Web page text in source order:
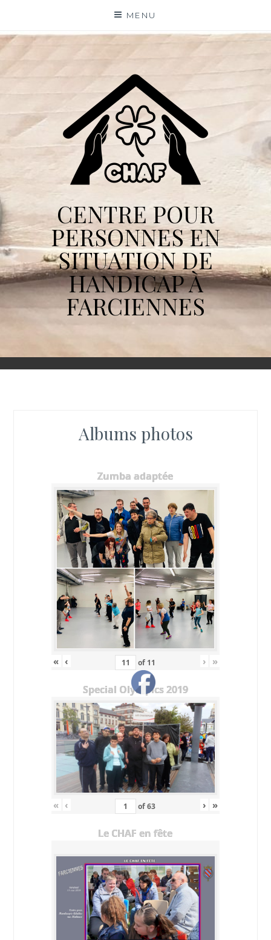
content
MENU
CENTRE POUR
PERSONNES EN
SITUATION DE
HANDICAP À
FARCIENNES
Albums photos
Zumba adaptée
« ‹ of 11 › »
Special Olympics 2019
« ‹ of63 › »
Le CHAF en fête